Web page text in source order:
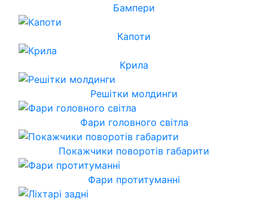
Бампери
Капоти
Крила
Решітки молдинги
Фари головного світла
Покажчики поворотів габарити
Фари протитуманні